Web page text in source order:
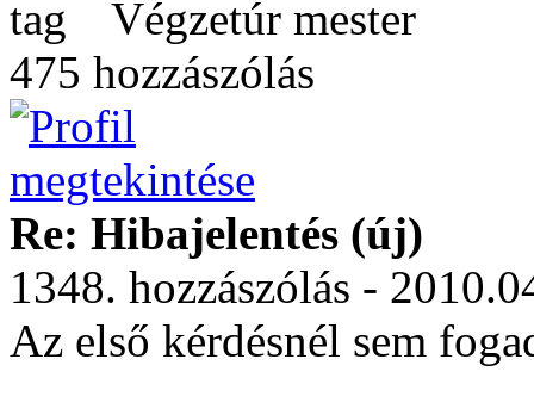
Végzetúr mester
475 hozzászólás
Re: Hibajelentés (új)
1348. hozzászólás -
Az első kérdésnél sem